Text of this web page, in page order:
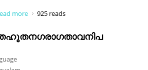
moreabout രംഗം 18 ധർമ്മപുത്രരും
925 reads